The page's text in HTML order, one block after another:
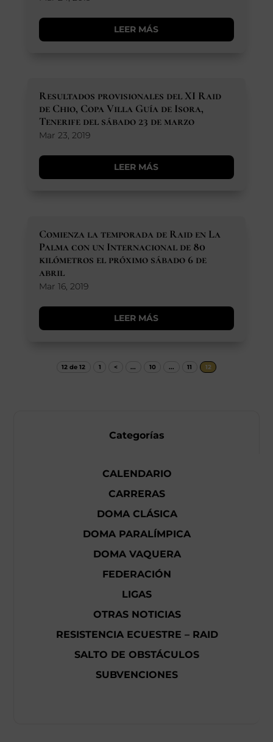
LEER MÁS
Resultados provisionales del XI Raid
de Chio, Copa Villa Guía de Isora,
Tenerife del sábado 23 de marzo
Mar 23, 2019
LEER MÁS
Comienza la temporada de Raid en La
Palma con un Internacional de 80
kilómetros el próximo sábado 6 de
abril
Mar 16, 2019
LEER MÁS
12 de 12 1 < ... 10 ... 11 12
Categorías
CALENDARIO
CARRERAS
DOMA CLÁSICA
DOMA PARALÍMPICA
DOMA VAQUERA
FEDERACIÓN
LIGAS
OTRAS NOTICIAS
RESISTENCIA ECUESTRE – RAID
SALTO DE OBSTÁCULOS
SUBVENCIONES